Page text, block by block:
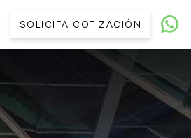
SOLICITA COTIZACIÓN